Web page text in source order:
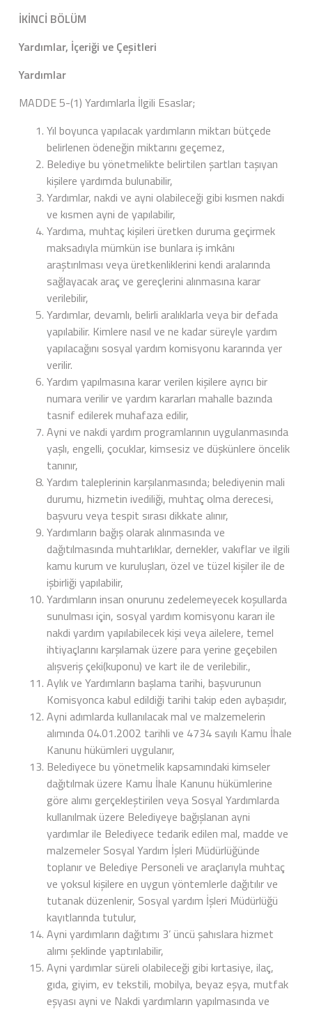
İKİNCİ BÖLÜM
Yardımlar, İçeriği ve Çeşitleri
Yardımlar
MADDE 5-(1) Yardımlarla İlgili Esaslar;
Yıl boyunca yapılacak yardımların miktarı bütçede
belirlenen ödeneğin miktarını geçemez,
Belediye bu yönetmelikte belirtilen şartları taşıyan
kişilere yardımda bulunabilir,
Yardımlar, nakdi ve ayni olabileceği gibi kısmen nakdi
ve kısmen ayni de yapılabilir,
Yardıma, muhtaç kişileri üretken duruma geçirmek
maksadıyla mümkün ise bunlara iş imkânı
araştırılması veya üretkenliklerini kendi aralarında
sağlayacak araç ve gereçlerini alınmasına karar
verilebilir,
Yardımlar, devamlı, belirli aralıklarla veya bir defada
yapılabilir. Kimlere nasıl ve ne kadar süreyle yardım
yapılacağını sosyal yardım komisyonu kararında yer
verilir.
Yardım yapılmasına karar verilen kişilere ayrıcı bir
numara verilir ve yardım kararları mahalle bazında
tasnif edilerek muhafaza edilir,
Ayni ve nakdi yardım programlarının uygulanmasında
yaşlı, engelli, çocuklar, kimsesiz ve düşkünlere öncelik
tanınır,
Yardım taleplerinin karşılanmasında; belediyenin mali
durumu, hizmetin ivediliği, muhtaç olma derecesi,
başvuru veya tespit sırası dikkate alınır,
Yardımların bağış olarak alınmasında ve
dağıtılmasında muhtarlıklar, dernekler, vakıflar ve ilgili
kamu kurum ve kuruluşları, özel ve tüzel kişiler ile de
işbirliği yapılabilir,
Yardımların insan onurunu zedelemeyecek koşullarda
sunulması için, sosyal yardım komisyonu kararı ile
nakdi yardım yapılabilecek kişi veya ailelere, temel
ihtiyaçlarını karşılamak üzere para yerine geçebilen
alışveriş çeki(kuponu) ve kart ile de verilebilir.,
Aylık ve Yardımların başlama tarihi, başvurunun
Komisyonca kabul edildiği tarihi takip eden aybaşıdır,
Ayni adımlarda kullanılacak mal ve malzemelerin
alımında 04.01.2002 tarihli ve 4734 sayılı Kamu İhale
Kanunu hükümleri uygulanır,
Belediyece bu yönetmelik kapsamındaki kimseler
dağıtılmak üzere Kamu İhale Kanunu hükümlerine
göre alımı gerçekleştirilen veya Sosyal Yardımlarda
kullanılmak üzere Belediyeye bağışlanan ayni
yardımlar ile Belediyece tedarik edilen mal, madde ve
malzemeler Sosyal Yardım İşleri Müdürlüğünde
toplanır ve Belediye Personeli ve araçlarıyla muhtaç
ve yoksul kişilere en uygun yöntemlerle dağıtılır ve
tutanak düzenlenir, Sosyal yardım İşleri Müdürlüğü
kayıtlarında tutulur,
Ayni yardımların dağıtımı 3’ üncü şahıslara hizmet
alımı şeklinde yaptırılabilir,
Ayni yardımlar süreli olabileceği gibi kırtasiye, ilaç,
gıda, giyim, ev tekstili, mobilya, beyaz eşya, mutfak
eşyası ayni ve Nakdi yardımların yapılmasında ve